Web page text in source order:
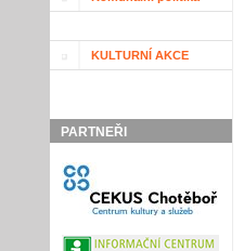
KULTURNÍ AKCE
PARTNEŘI